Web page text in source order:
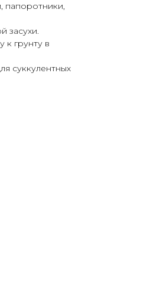
папоротники,
засухи.
к грунту в
суккулентных